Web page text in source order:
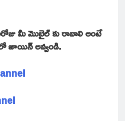
మీ మొబైల్ కు రావాలి అంటే
జాయిన్ అవ్వండి.